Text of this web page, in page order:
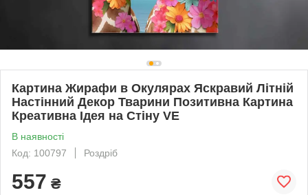
Картина Жирафи в Окулярах Яскравий Літній
Настінний Декор Тварини Позитивна Картина
Креативна Ідея на Стіну VE
В наявності
Код: 100797
Роздріб
557 ₴